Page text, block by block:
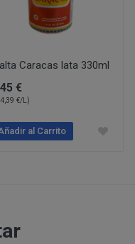
Caracas lata 330ml
€
€/L)
al Carrito
de un contrato
a petición del
injustificadamente
doble de la cantidad
CONTRATACIÓN
en
expresamente